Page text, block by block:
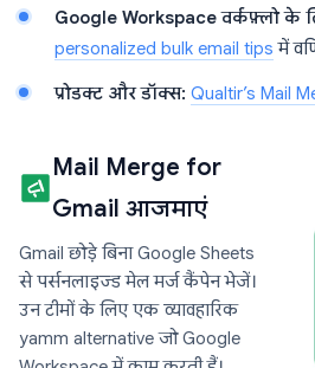
Google Workspace वर्कफ़्लो के
personalized bulk email tips में
प्रोडक्ट और डॉक्स: Qualtir’s Mail
Mail Merge for
Gmail आजमाएं
Gmail छोड़े बिना Google Sheets
से पर्सनलाइज्ड मेल मर्ज कैंपेन भेजें।
उन टीमों के लिए एक व्यावहारिक
yamm alternative जो Google